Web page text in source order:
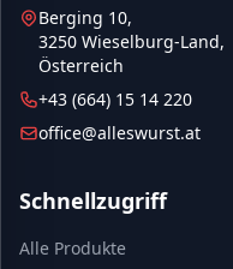
Berging 10,
3250 Wieselburg-Land,
Österreich
+43 (664) 15 14 220
office@alleswurst.at
Schnellzugriff
Alle Produkte